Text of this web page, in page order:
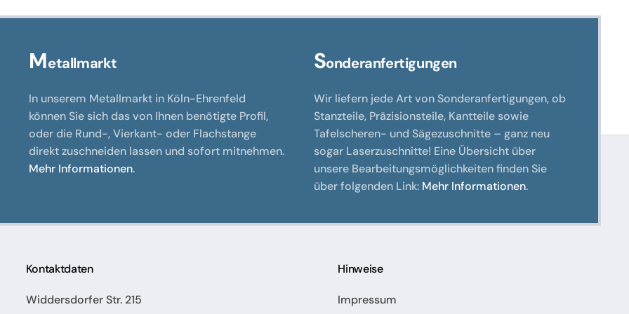
Metallmarkt
In unserem Metallmarkt in Köln-Ehrenfeld
können Sie sich das von Ihnen benötigte Profil,
oder die Rund-, Vierkant- oder Flachstange
direkt zuschneiden lassen und sofort mitnehmen.
Mehr Informationen.
Sonderanfertigungen
Wir liefern jede Art von Sonderanfertigungen, ob
Stanzteile, Präzisionsteile, Kantteile sowie
Tafelscheren- und Sägezuschnitte – ganz neu
sogar Laserzuschnitte! Eine Übersicht über
unsere Bearbeitungsmöglichkeiten finden Sie
über folgenden Link: Mehr Informationen.
Kontaktdaten
Widdersdorfer Str. 215
Hinweise
Impressum